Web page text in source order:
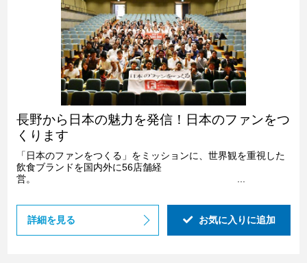
長野から日本の魅力を発信！日本のファンをつ
くります
「日本のファンをつくる」をミッションに、世界観を重視した
飲食ブランドを国内外に56店舗経
営。 ...
詳細を見る お気に入りに追加